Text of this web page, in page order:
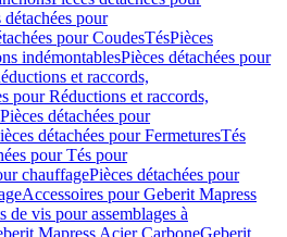
détachées pour
pour CoudesTésPièces
indémontablesPièces détachées pour
et raccords,
pour Réductions et raccords,
Pièces détachées pour
détachées pour FermeturesTés
pour Tés pour
chauffagePièces détachées pour
Accessoires pour Geberit Mapress
de vis pour assemblages à
Mapress Acier CarboneGeberit